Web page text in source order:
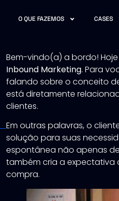
O QUE FAZEMOS CASES
Bem-vindo(a) a bordo!
Inbound Marketing. Para
falando sobre o conceito
está diretamente
clientes.
Em outras palavras, o
solução para suas
espontânea não apenas
também cria a expectativa
compra.